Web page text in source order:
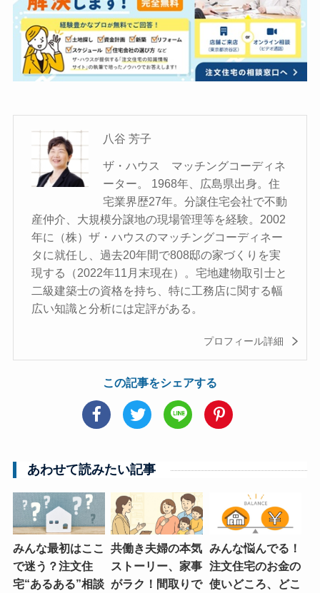
八谷 芳子
ザ・ハウス マッチングコーディネ
ーター。 1968年、広島県出身。住
宅業界歴27年。分譲住宅会社で不動
産仲介、大規模分譲地の現場管理等を経験。2002
年に（株）ザ・ハウスのマッチングコーディネー
タに就任し、過去20年間で808邸の家づくりを実
現する（2022年11月末現在）。宅地建物取引士と
二級建築士の資格を持ち、特に工務店に関する幅
広い知識と分析には定評がある。
プロフィール詳細
この記事をシェアする
あわせて読みたい記事
みんな最初はここ
で迷う？注文住
宅“あるある”相談
共働き夫婦の本気
ストーリー、家事
がラク！間取りで
みんな悩んでる！
注文住宅のお金の
使いどころ、どこ